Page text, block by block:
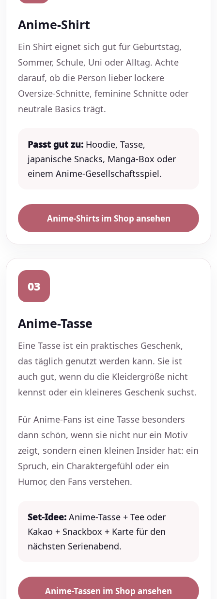
Anime-Shirt
Ein Shirt eignet sich gut für Geburtstag,
Sommer, Schule, Uni oder Alltag. Achte
darauf, ob die Person lieber lockere
Oversize-Schnitte, feminine Schnitte oder
neutrale Basics trägt.
Passt gut zu: Hoodie, Tasse,
japanische Snacks, Manga-Box oder
einem Anime-Gesellschaftsspiel.
Anime-Shirts im Shop ansehen
03
Anime-Tasse
Eine Tasse ist ein praktisches Geschenk,
das täglich genutzt werden kann. Sie ist
auch gut, wenn du die Kleidergröße nicht
kennst oder ein kleineres Geschenk suchst.
Für Anime-Fans ist eine Tasse besonders
dann schön, wenn sie nicht nur ein Motiv
zeigt, sondern einen kleinen Insider hat: ein
Spruch, ein Charaktergefühl oder ein
Humor, den Fans verstehen.
Set-Idee: Anime-Tasse + Tee oder
Kakao + Snackbox + Karte für den
nächsten Serienabend.
Anime-Tassen im Shop ansehen